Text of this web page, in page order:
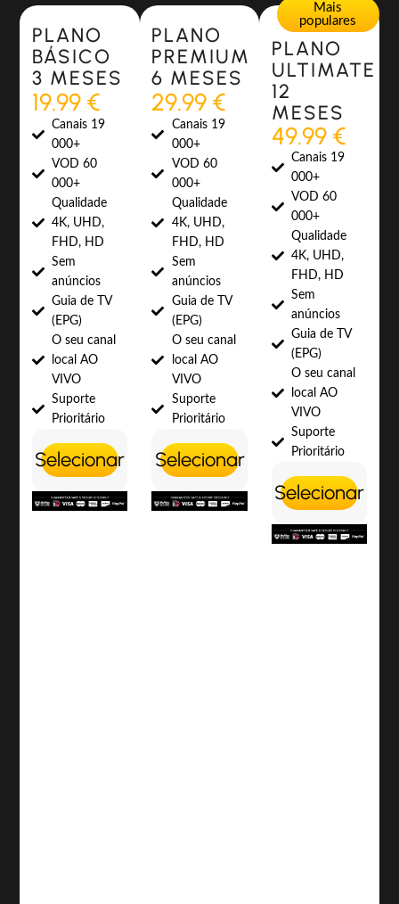
Most Popular
PLANO
BÁSICO
3 MESES
19.99 €
Canais 19
000+
VOD 60
000+
Qualidade
4K, UHD,
FHD, HD
Sem
anúncios
Guia de TV
(EPG)
O seu canal
local AO
VIVO
Suporte
Prioritário
Selecionar
Most Popular
PLANO
PREMIUM
6 MESES
29.99 €
Canais 19
000+
VOD 60
000+
Qualidade
4K, UHD,
FHD, HD
Sem
anúncios
Guia de TV
(EPG)
O seu canal
local AO
VIVO
Suporte
Prioritário
Selecionar
Mais
populares
PLANO
ULTIMATE
12
MESES
49.99 €
Canais 19
000+
VOD 60
000+
Qualidade
4K, UHD,
FHD, HD
Sem
anúncios
Guia de TV
(EPG)
O seu canal
local AO
VIVO
Suporte
Prioritário
Selecionar